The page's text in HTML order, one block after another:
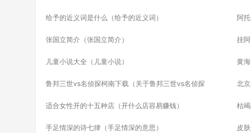
给予的近义词是什么（给予的近义词） 阿
张国立简介（张国立简介） 挂
儿童小说大全（儿童小说） 黄
鲁邦三世vs名侦探柯南下载（关于鲁邦三世vs名侦探 北
适合女性开的十五种店（开什么店容易赚钱） 枯
手足情深的诗七律（手足情深的意思） 皮